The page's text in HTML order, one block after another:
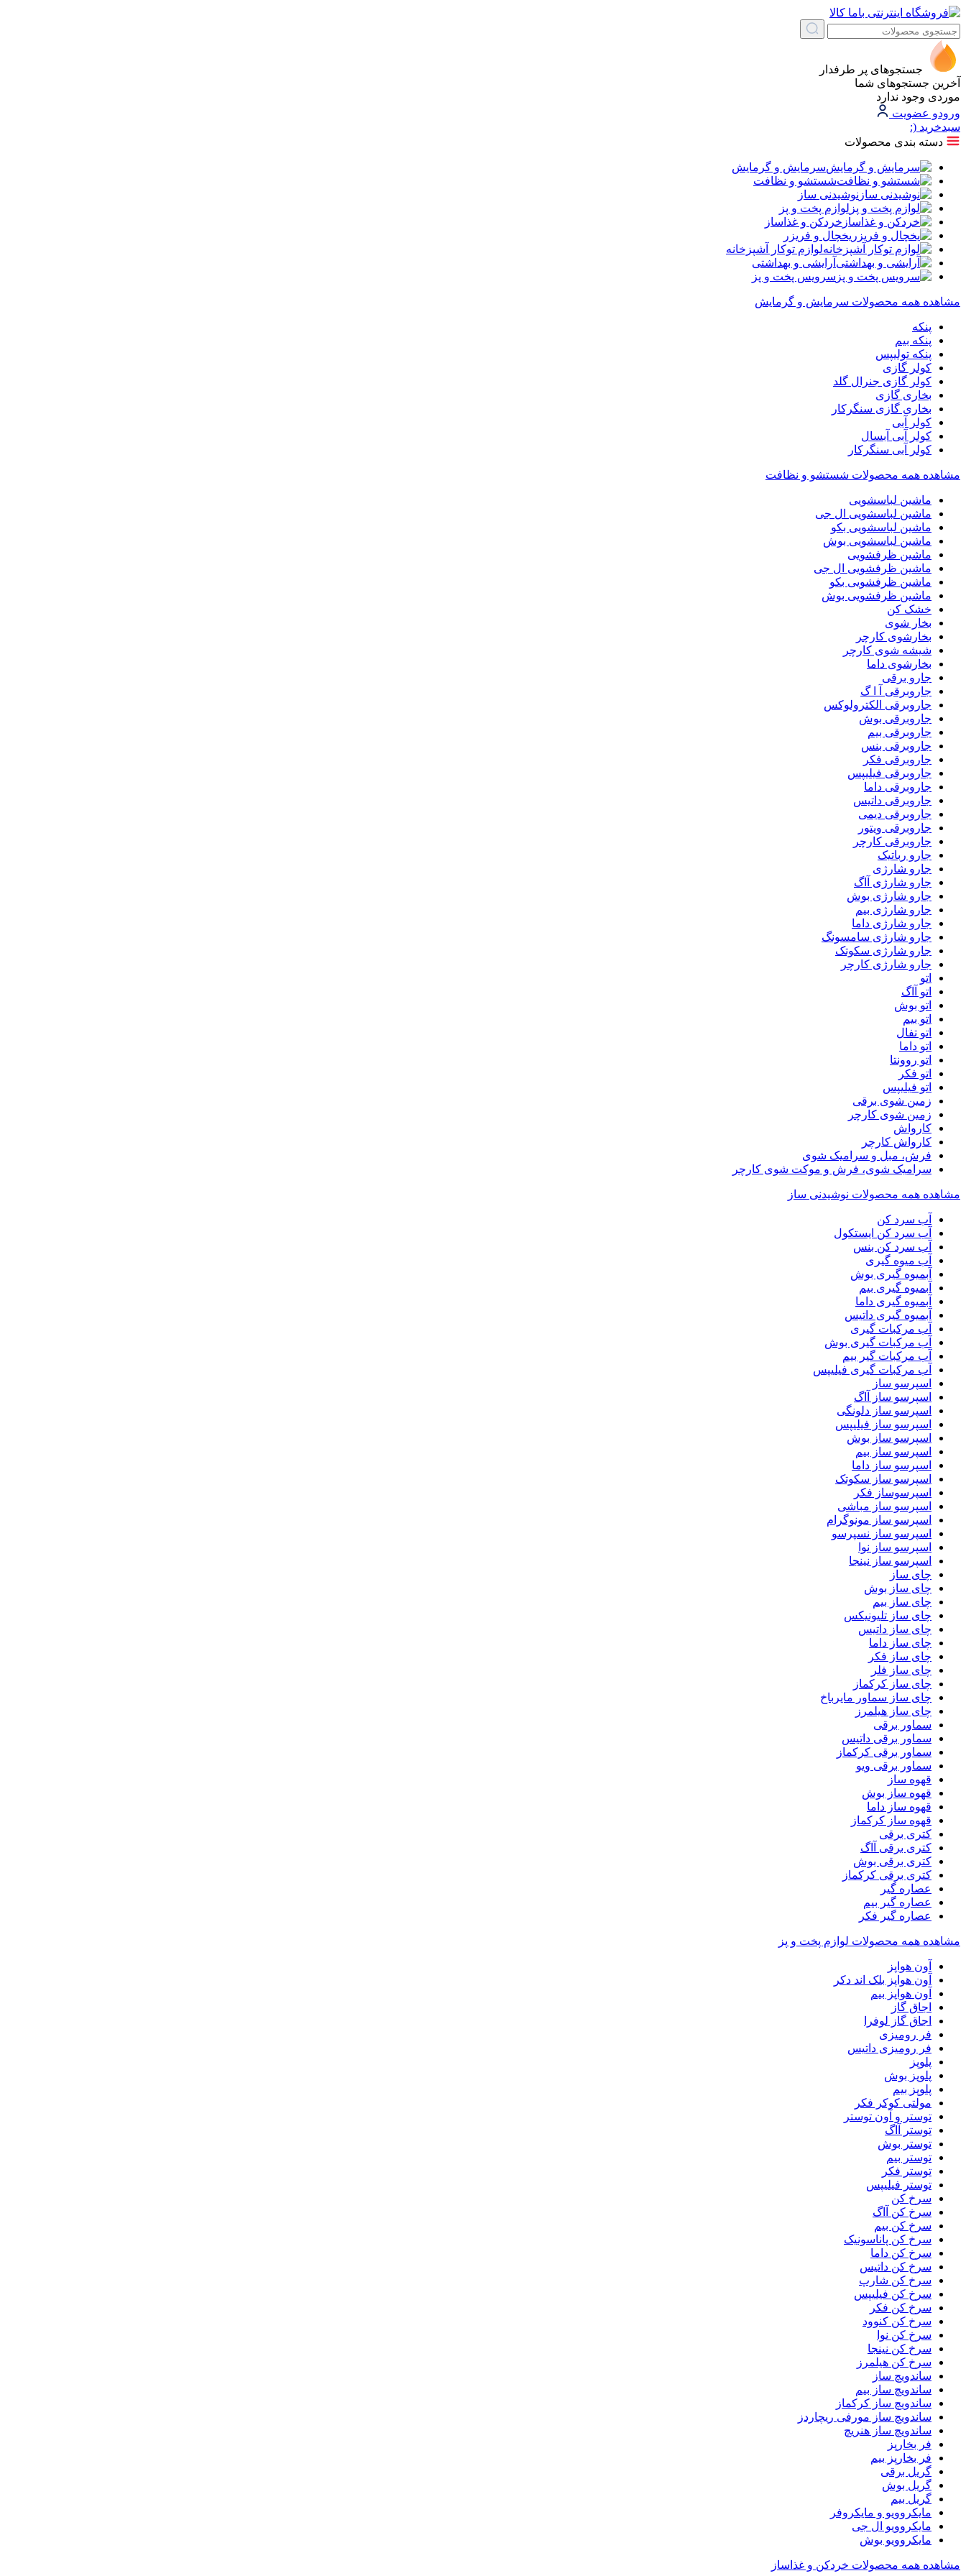
جستجوهای پر طرفدار
آخرین جستجوهای شما
موردی وجود ندارد
ورودو عضویت
سبد‌خرید (:
دسته بندی محصولات
سرمایش و گرمایش
شستشو و نظافت
نوشیدنی ساز
لوازم پخت و پز
خردکن و غذاساز
یخچال و فریزر
لوازم توکار آشپزخانه
آرایشی و بهداشتی
سرویس پخت و پز
مشاهده همه محصولات سرمایش و گرمایش
پنکه
پنکه بیم
پنکه تولیپس
کولر گازی
کولر گازی جنرال گلد
بخاری گازی
بخاری گازی سنگرکار
کولر آبی
کولر آبی آبسال
کولر آبی سنگرکار
مشاهده همه محصولات شستشو و نظافت
ماشین لباسشویی
ماشین لباسشویی ال جی
ماشین لباسشویی بکو
ماشین لباسشویی بوش
ماشین ظرفشویی
ماشین ظرفشویی ال جی
ماشین ظرفشویی بکو
ماشین ظرفشویی بوش
خشک کن
بخار شوی
بخارشوی کارچر
شیشه شوی کارچر
بخارشوی داما
جارو برقی
جاروبرقی آ ا گ
جاروبرقی الکترولوکس
جاروبرقی بوش
جاروبرقی بیم
جاروبرقی بنس
جاروبرقی فکر
جاروبرقی فیلیپس
جاروبرقی داما
جاروبرقی داتیس
جاروبرقی دیمی
جاروبرقی ویتور
جاروبرقی کارچر
جارو رباتیک
جارو شارژی
جارو شارژی آاگ
جارو شارژی بوش
جارو شارژی بیم
جارو شارژی داما
جارو شارژی سامسونگ
جارو شارژی سکوتک
جارو شارژی کارچر
اتو
اتو آاگ
اتو بوش
اتو بیم
اتو تفال
اتو داما
اتو روونتا
اتو فکر
اتو فیلیپس
زمین شوی برقی
زمین شوی کارچر
کارواش
کارواش کارچر
فرش، مبل و سرامیک شوی
سرامیک شوی، فرش و موکت شوی کارچر
مشاهده همه محصولات نوشیدنی ساز
آب سرد کن
آب سرد کن ایستکول
آب سرد کن بنس
آب میوه گیری
آبمیوه گیری بوش
آبمیوه گیری بیم
آبمیوه گیری داما
آبمیوه گیری داتیس
آب مرکبات گیری
آب مرکبات گیری بوش
آب مرکبات گیر بیم
آب مرکبات گیری فیلیپس
اسپرسو ساز
اسپرسو ساز آاگ
اسپرسو ساز دلونگی
اسپرسو ساز فیلیپس
اسپرسو ساز بوش
اسپرسو ساز بیم
اسپرسو ساز داما
اسپرسو ساز سکوتک
اسپرسوساز فکر
اسپرسو ساز مباشی
اسپرسو ساز مونوگرام
اسپرسو ساز نسپرسو
اسپرسو ساز نوا
اسپرسو ساز نینجا
چای ساز
چای ساز بوش
چای ساز بیم
چای ساز تلیونیکس
چای ساز داتیس
چای ساز داما
چای ساز فکر
چای ساز فلر
چای ساز کرکماز
چای ساز سماور مایرباخ
چای ساز هیلمرز
سماور برقی
سماور برقی داتیس
سماور برقی کرکماز
سماور برقی ویو
قهوه ساز
قهوه ساز بوش
قهوه ساز داما
قهوه ساز کرکماز
کتری برقی
کتری برقی آاگ
کتری برقی بوش
کتری برقی کرکماز
عصاره گیر
عصاره گیر بیم
عصاره گیر فکر
مشاهده همه محصولات لوازم پخت و پز
آون هواپز
آون هواپز بلک اند دکر
آون هواپز بیم
اجاق گاز
اجاق گاز لوفرا
فر رومیزی
فر رومیزی داتیس
پلوپز
پلوپز بوش
پلوپز بیم
مولتی کوکر فکر
توستر و آون توستر
توستر آاگ
توستر بوش
توستر بیم
توستر فکر
توستر فیلیپس
سرخ کن
سرخ کن آاگ
سرخ کن بیم
سرخ کن پاناسونیک
سرخ کن داما
سرخ کن داتیس
سرخ کن شارپ
سرخ کن فیلیپس
سرخ کن فکر
سرخ کن کنوود
سرخ کن نوا
سرخ کن نینجا
سرخ کن هیلمرز
ساندویچ ساز
ساندویچ ساز بیم
ساندویچ ساز کرکماز
ساندویچ ساز مورفی ریچاردز
ساندویچ ساز هنریچ
فر بخارپز
فر بخارپز بیم
گریل برقی
گریل بوش
گریل بیم
مایکروویو و مایکروفر
مایکروویو ال جی
مایکروویو بوش
مشاهده همه محصولات خردکن و غذاساز